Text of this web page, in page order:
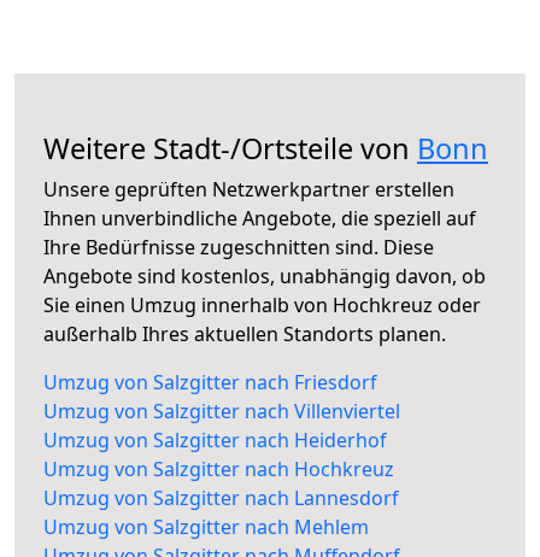
Weitere Stadt-/Ortsteile von Bonn
Unsere geprüften Netzwerkpartner erstellen
Ihnen unverbindliche Angebote, die speziell auf
Ihre Bedürfnisse zugeschnitten sind. Diese
Angebote sind kostenlos, unabhängig davon, ob
Sie einen Umzug innerhalb von Hochkreuz oder
außerhalb Ihres aktuellen Standorts planen.
Umzug von Salzgitter nach Friesdorf
Umzug von Salzgitter nach Villenviertel
Umzug von Salzgitter nach Heiderhof
Umzug von Salzgitter nach Hochkreuz
Umzug von Salzgitter nach Lannesdorf
Umzug von Salzgitter nach Mehlem